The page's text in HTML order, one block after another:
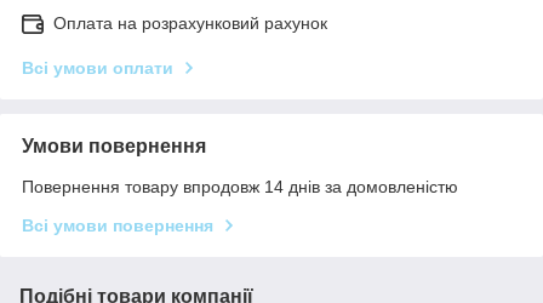
Оплата на розрахунковий рахунок
Всі умови оплати
Умови повернення
Повернення товару впродовж 14 днів за домовленістю
Всі умови повернення
Подібні товари компанії